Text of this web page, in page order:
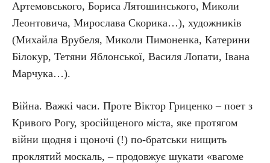
Артемовського, Бориса Лятошинського, Миколи
Леонтовича, Мирослава Скорика…), художників
(Михайла Врубеля, Миколи Пимоненка, Катерини
Білокур, Тетяни Яблонської, Василя Лопати, Івана
Марчука…).
Війна. Важкі часи. Проте Віктор Гриценко – поет з
Кривого Рогу, зросійщеного міста, яке протягом
війни щодня і щоночі (!) по-братськи нищить
проклятий москаль, – продовжує шукати «вагоме